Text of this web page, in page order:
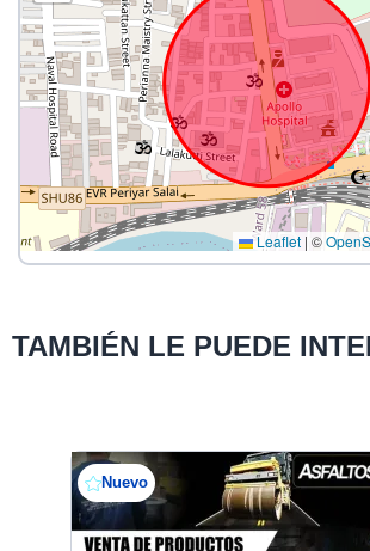
Leaflet | ©
TAMBIÉN LE PUEDE
Nuevo